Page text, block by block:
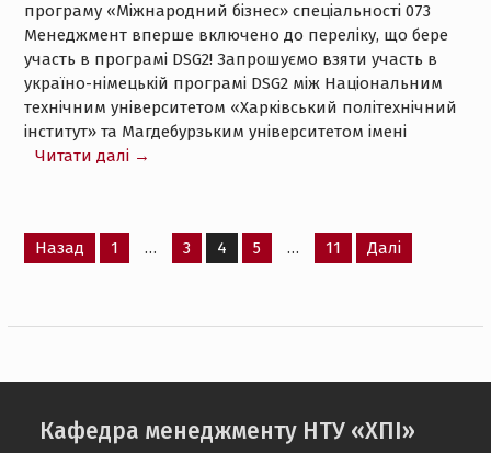
програму «Міжнародний бізнес» спеціальності 073
Менеджмент вперше включено до переліку, що бере
участь в програмі DSG2! Запрошуємо взяти участь в
україно-німецькій програмі DSG2 між Національним
технічним університетом «Харківський політехнічний
інститут» та Магдебурзьким університетом імені
Читати далі →
Пагінація
записів
Назад 1 … 3 4 5 … 11 Далі
Кафедра менеджменту НТУ «ХПІ»